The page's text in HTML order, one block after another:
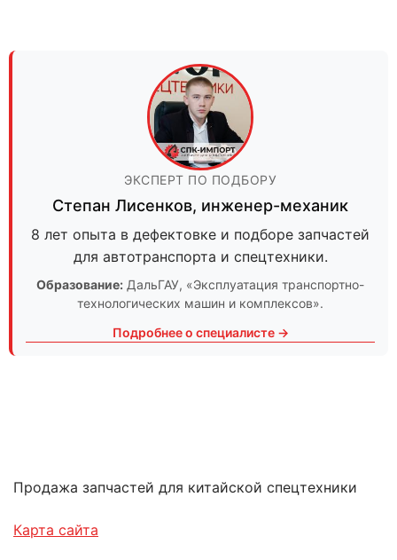
ЭКСПЕРТ ПО ПОДБОРУ
Степан Лисенков, инженер-механик
8 лет опыта в дефектовке и подборе запчастей
для автотранспорта и спецтехники.
Образование: ДальГАУ, «Эксплуатация транспортно-
технологических машин и комплексов».
Подробнее о специалисте →
Продажа запчастей для китайской спецтехники
Карта сайта